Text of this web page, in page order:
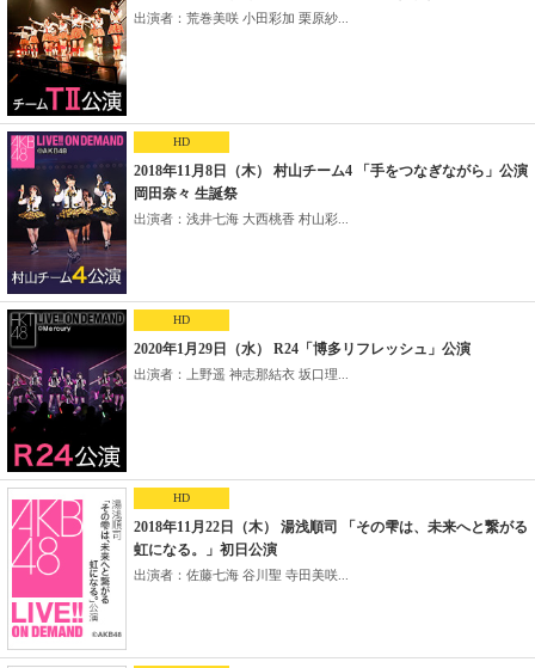
出演者：荒巻美咲 小田彩加 栗原紗...
HD
2018年11月8日（木） 村山チーム4 「手をつなぎながら」公演
岡田奈々 生誕祭
出演者：浅井七海 大西桃香 村山彩...
HD
2020年1月29日（水） R24「博多リフレッシュ」公演
出演者：上野遥 神志那結衣 坂口理...
HD
2018年11月22日（木） 湯浅順司 「その雫は、未来へと繋がる
虹になる。」初日公演
出演者：佐藤七海 谷川聖 寺田美咲...